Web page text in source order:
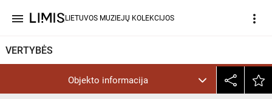
menu LIETUVOS MUZIEJŲ KOLEKCIJOS more_vert
VERTYBĖS
Objekto informacija